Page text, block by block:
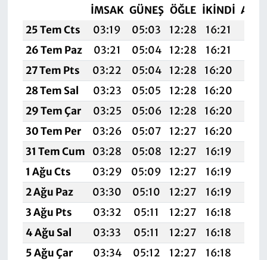
İMSAK GÜNEŞ ÖĞLE İKINDI
25 Tem Cts
03:19 05:03 12:28 16:21
26 Tem Paz
03:21 05:04 12:28 16:21
27 Tem Pts
03:22 05:04 12:28 16:20
28 Tem Sal
03:23 05:05 12:28 16:20
29 Tem Çar
03:25 05:06 12:28 16:20
30 Tem Per
03:26 05:07 12:27 16:20
31 Tem Cum
03:28 05:08 12:27 16:19
1 Ağu Cts
03:29 05:09 12:27 16:19
2 Ağu Paz
03:30 05:10 12:27 16:19
3 Ağu Pts
03:32 05:11 12:27 16:18
4 Ağu Sal
03:33 05:11 12:27 16:18
5 Ağu Çar
03:34 05:12 12:27 16:18